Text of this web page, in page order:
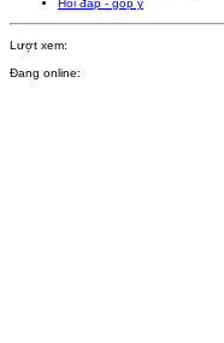
Hỏi đáp - góp ý
Lượt xem:
Đang online: